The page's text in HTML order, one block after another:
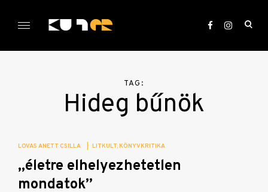
KULTer.hu
TAG:
Hideg bűnök
LOVAS ANETT CSILLA LITKULT KÖNYVKRITIKA
„életre elhelyezhetetlen
mondatok”